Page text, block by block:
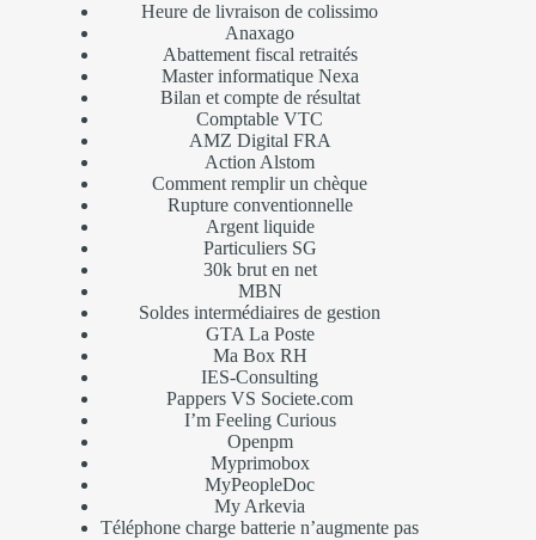
Heure de livraison de colissimo
Anaxago
Abattement fiscal retraités
Master informatique Nexa
Bilan et compte de résultat
Comptable VTC
AMZ Digital FRA
Action Alstom
Comment remplir un chèque
Rupture conventionnelle
Argent liquide
Particuliers SG
30k brut en net
MBN
Soldes intermédiaires de gestion
GTA La Poste
Ma Box RH
IES-Consulting
Pappers VS Societe.com
I’m Feeling Curious
Openpm
Myprimobox
MyPeopleDoc
My Arkevia
Téléphone charge batterie n’augmente pas